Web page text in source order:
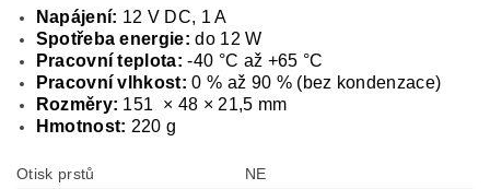
Napájení: 12 V DC, 1 A
Spotřeba energie: do 12 W
Pracovní teplota: -40 °C až +65 °C
Pracovní vlhkost: 0 % až 90 % (bez kondenzace)
Rozměry: 151 × 48 × 21,5 mm
Hmotnost: 220 g
Otisk prstů
NE